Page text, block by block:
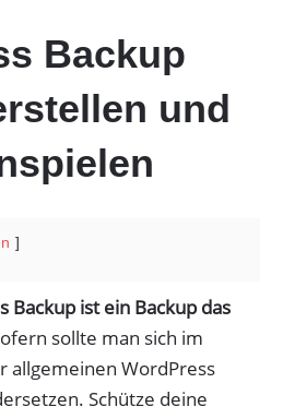
Backup
und
Backup ist ein Backup das
sollte man sich im
allgemeinen WordPress
Schütze deine